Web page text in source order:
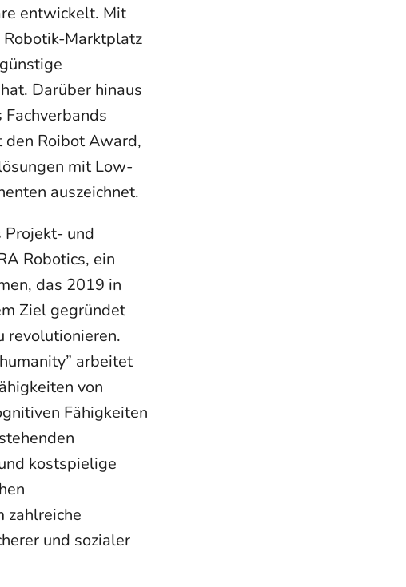
entwickelt. Mit
Marktplatz
Darüber hinaus
Roibot Award,
mit Low-
auszeichnet.
und
Robotics, ein
das 2019 in
Ziel gegründet
revolutionieren.
arbeitet
von
Fähigkeiten
kostspielige
zahlreiche
und sozialer